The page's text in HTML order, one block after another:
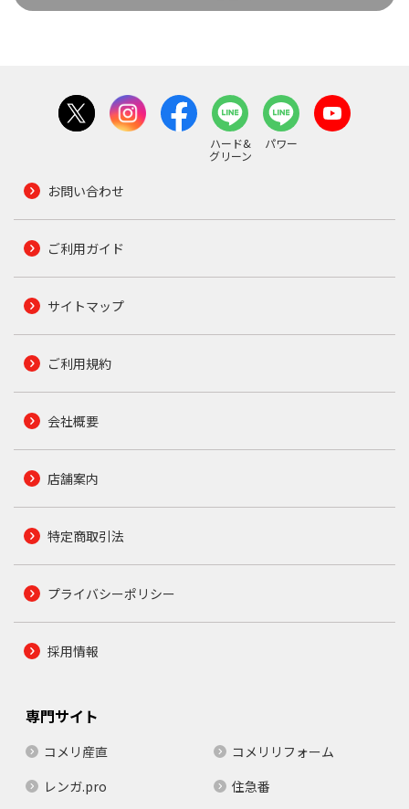
ハード&
グリーン
パワー
お問い合わせ
ご利用ガイド
サイトマップ
ご利用規約
会社概要
店舗案内
特定商取引法
プライバシーポリシー
採用情報
専門サイト
コメリ産直
コメリリフォーム
レンガ.pro
住急番